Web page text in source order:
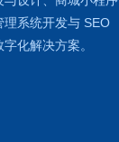
理系统开发与 SEO
化解决方案。